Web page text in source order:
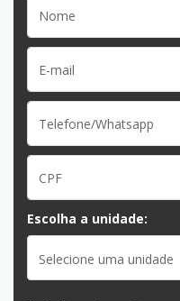
Escolha a unidade:
Selecione uma unidade